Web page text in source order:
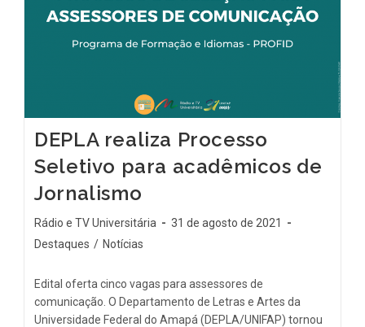
DEPLA realiza Processo
Seletivo para acadêmicos de
Jornalismo
Rádio e TV Universitária
31 de agosto de 2021
Destaques / Notícias
Edital oferta cinco vagas para assessores de
comunicação. O Departamento de Letras e Artes da
Universidade Federal do Amapá (DEPLA/UNIFAP) tornou